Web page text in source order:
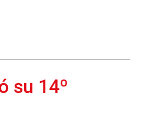
su 14º